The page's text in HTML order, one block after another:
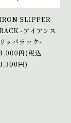
SLIPPER
-アイアンス
リッパラック-
円(税込
円)